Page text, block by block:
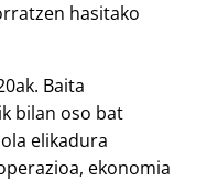
hasitako
Baita
bilan oso bat
elikadura
ekonomia